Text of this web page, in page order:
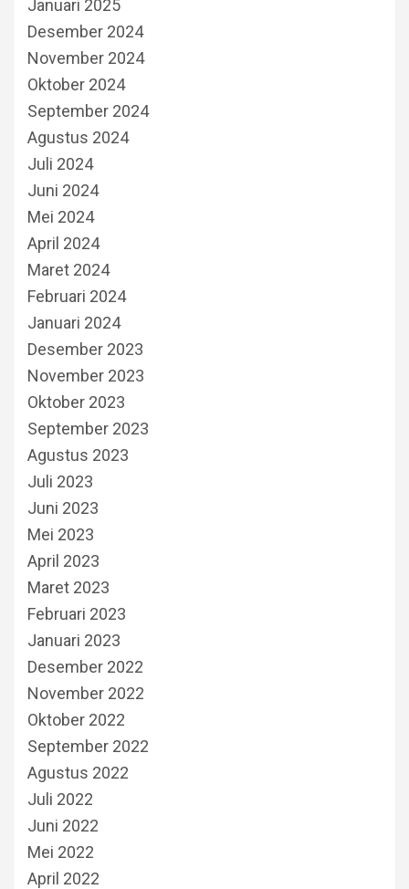
Januari 2025
Desember 2024
November 2024
Oktober 2024
September 2024
Agustus 2024
Juli 2024
Juni 2024
Mei 2024
April 2024
Maret 2024
Februari 2024
Januari 2024
Desember 2023
November 2023
Oktober 2023
September 2023
Agustus 2023
Juli 2023
Juni 2023
Mei 2023
April 2023
Maret 2023
Februari 2023
Januari 2023
Desember 2022
November 2022
Oktober 2022
September 2022
Agustus 2022
Juli 2022
Juni 2022
Mei 2022
April 2022